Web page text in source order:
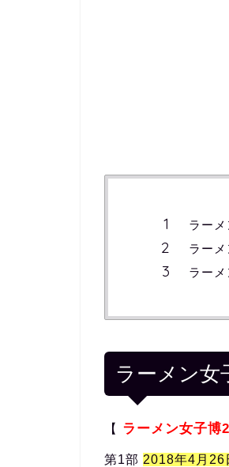
ラー
ラー
ラー
ラーメン女
【 ラーメン女子博
第1部 2018年4月26